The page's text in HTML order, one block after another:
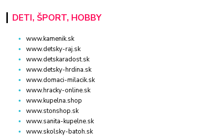
DETI, ŠPORT, HOBBY
www.kamenik.sk
www.detsky-raj.sk
www.detskaradost.sk
www.detsky-hrdina.sk
www.domaci-milacik.sk
www.hracky-online.sk
www.kupelna.shop
www.stonshop.sk
www.sanita-kupelne.sk
www.skolsky-batoh.sk